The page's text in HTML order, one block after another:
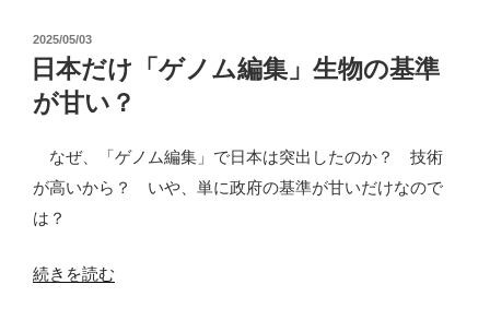
遺
伝
子
作？
環
境
投
稿
日:
2025/05/03
日本だけ「ゲノム編集」生物の基準
が甘い？
なぜ、「ゲノム編集」で日本は突出したのか？ 技術
が高いから？ いや、単に政府の基準が甘いだけなので
は？
“日
続きを読む